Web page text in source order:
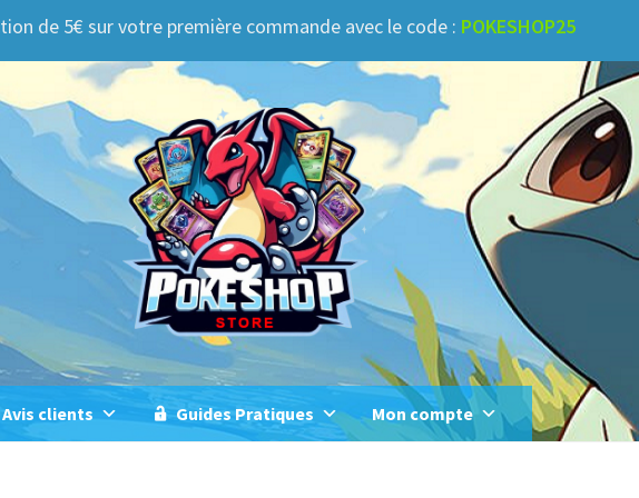
Avis clients Guides Pratiques Mon compte
de 5€ sur votre première commande avec le code : POKESHOP25